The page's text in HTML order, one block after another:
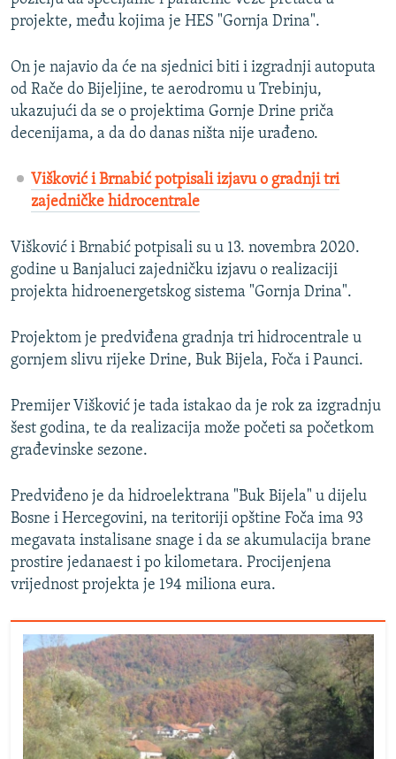
projekte, među kojima je HES "Gornja Drina".
On je najavio da će na sjednici biti i izgradnji autoputa
od Rače do Bijeljine, te aerodromu u Trebinju,
ukazujući da se o projektima Gornje Drine priča
decenijama, a da do danas ništa nije urađeno.
Višković i Brnabić potpisali izjavu o gradnji tri
zajedničke hidrocentrale
Višković i Brnabić potpisali su u 13. novembra 2020.
godine u Banjaluci zajedničku izjavu o realizaciji
projekta hidroenergetskog sistema "Gornja Drina".
Projektom je predviđena gradnja tri hidrocentrale u
gornjem slivu rijeke Drine, Buk Bijela, Foča i Paunci.
Premijer Višković je tada istakao da je rok za izgradnju
šest godina, te da realizacija može početi sa početkom
građevinske sezone.
Predviđeno je da hidroelektrana "Buk Bijela" u dijelu
Bosne i Hercegovini, na teritoriji opštine Foča ima 93
megavata instalisane snage i da se akumulacija brane
prostire jedanaest i po kilometara. Procijenjena
vrijednost projekta je 194 miliona eura.